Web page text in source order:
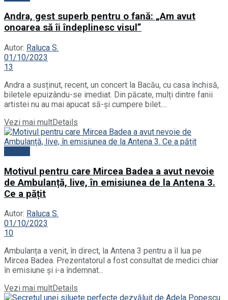
Andra, gest superb pentru o fană: „Am avut
onoarea să îi îndeplinesc visul”
Autor: Raluca S.
01/10/2023
13
Andra a susținut, recent, un concert la Bacău, cu casa închisă,
biletele epuizându-se imediat. Din păcate, mulți dintre fanii
artistei nu au mai apucat să-și cumpere bilet....
Vezi mai multDetails
Motivul pentru care Mircea Badea a avut nevoie
de Ambulanță, live, în emisiunea de la Antena 3.
Ce a pățit
Autor: Raluca S.
01/10/2023
10
Ambulanța a venit, în direct, la Antena 3 pentru a îl lua pe
Mircea Badea. Prezentatorul a fost consultat de medici chiar
în emisiune și i-a îndemnat...
Vezi mai multDetails